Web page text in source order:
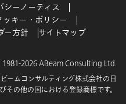
シーノーティス
ッキー・ポリシー
ー方針 サイトマップ
2026 ABeam Consulting Ltd.
ームコンサルティング株式会社の日
その他の国における登録商標です。